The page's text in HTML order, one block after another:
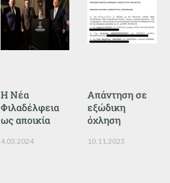
Η Νέα
Φιλαδέλφεια
ως αποικία
4.03.2024
Απάντηση σε
εξώδικη
όχληση
10.11.2023